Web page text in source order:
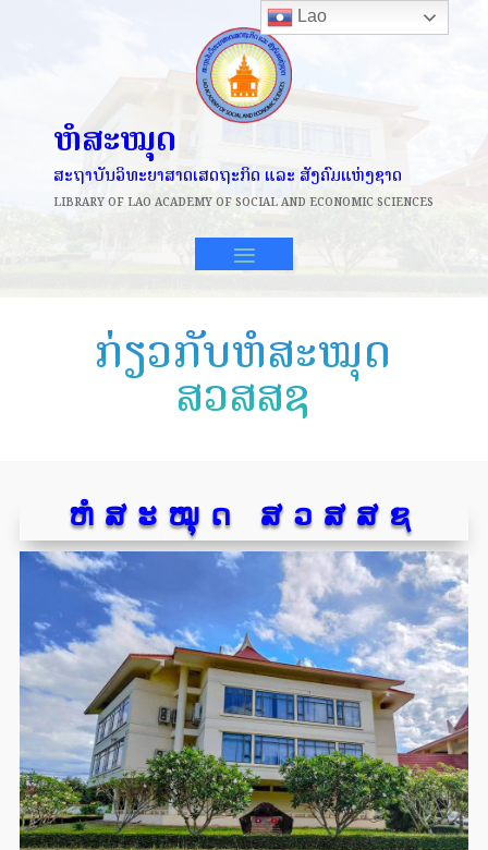
ຫໍສະໝຸດ
ສະຖາບັນວິທະຍາສາດເສດຖະກິດ ແລະ ສັງຄົມແຫ່ງຊາດ
LIBRARY OF LAO ACADEMY OF SOCIAL AND ECONOMIC SCIENCES
ກ່ຽວກັບຫໍສະໝຸດ
ສວສສຊ
ຫໍສະໝຸດ ສວສສຊ
Lao